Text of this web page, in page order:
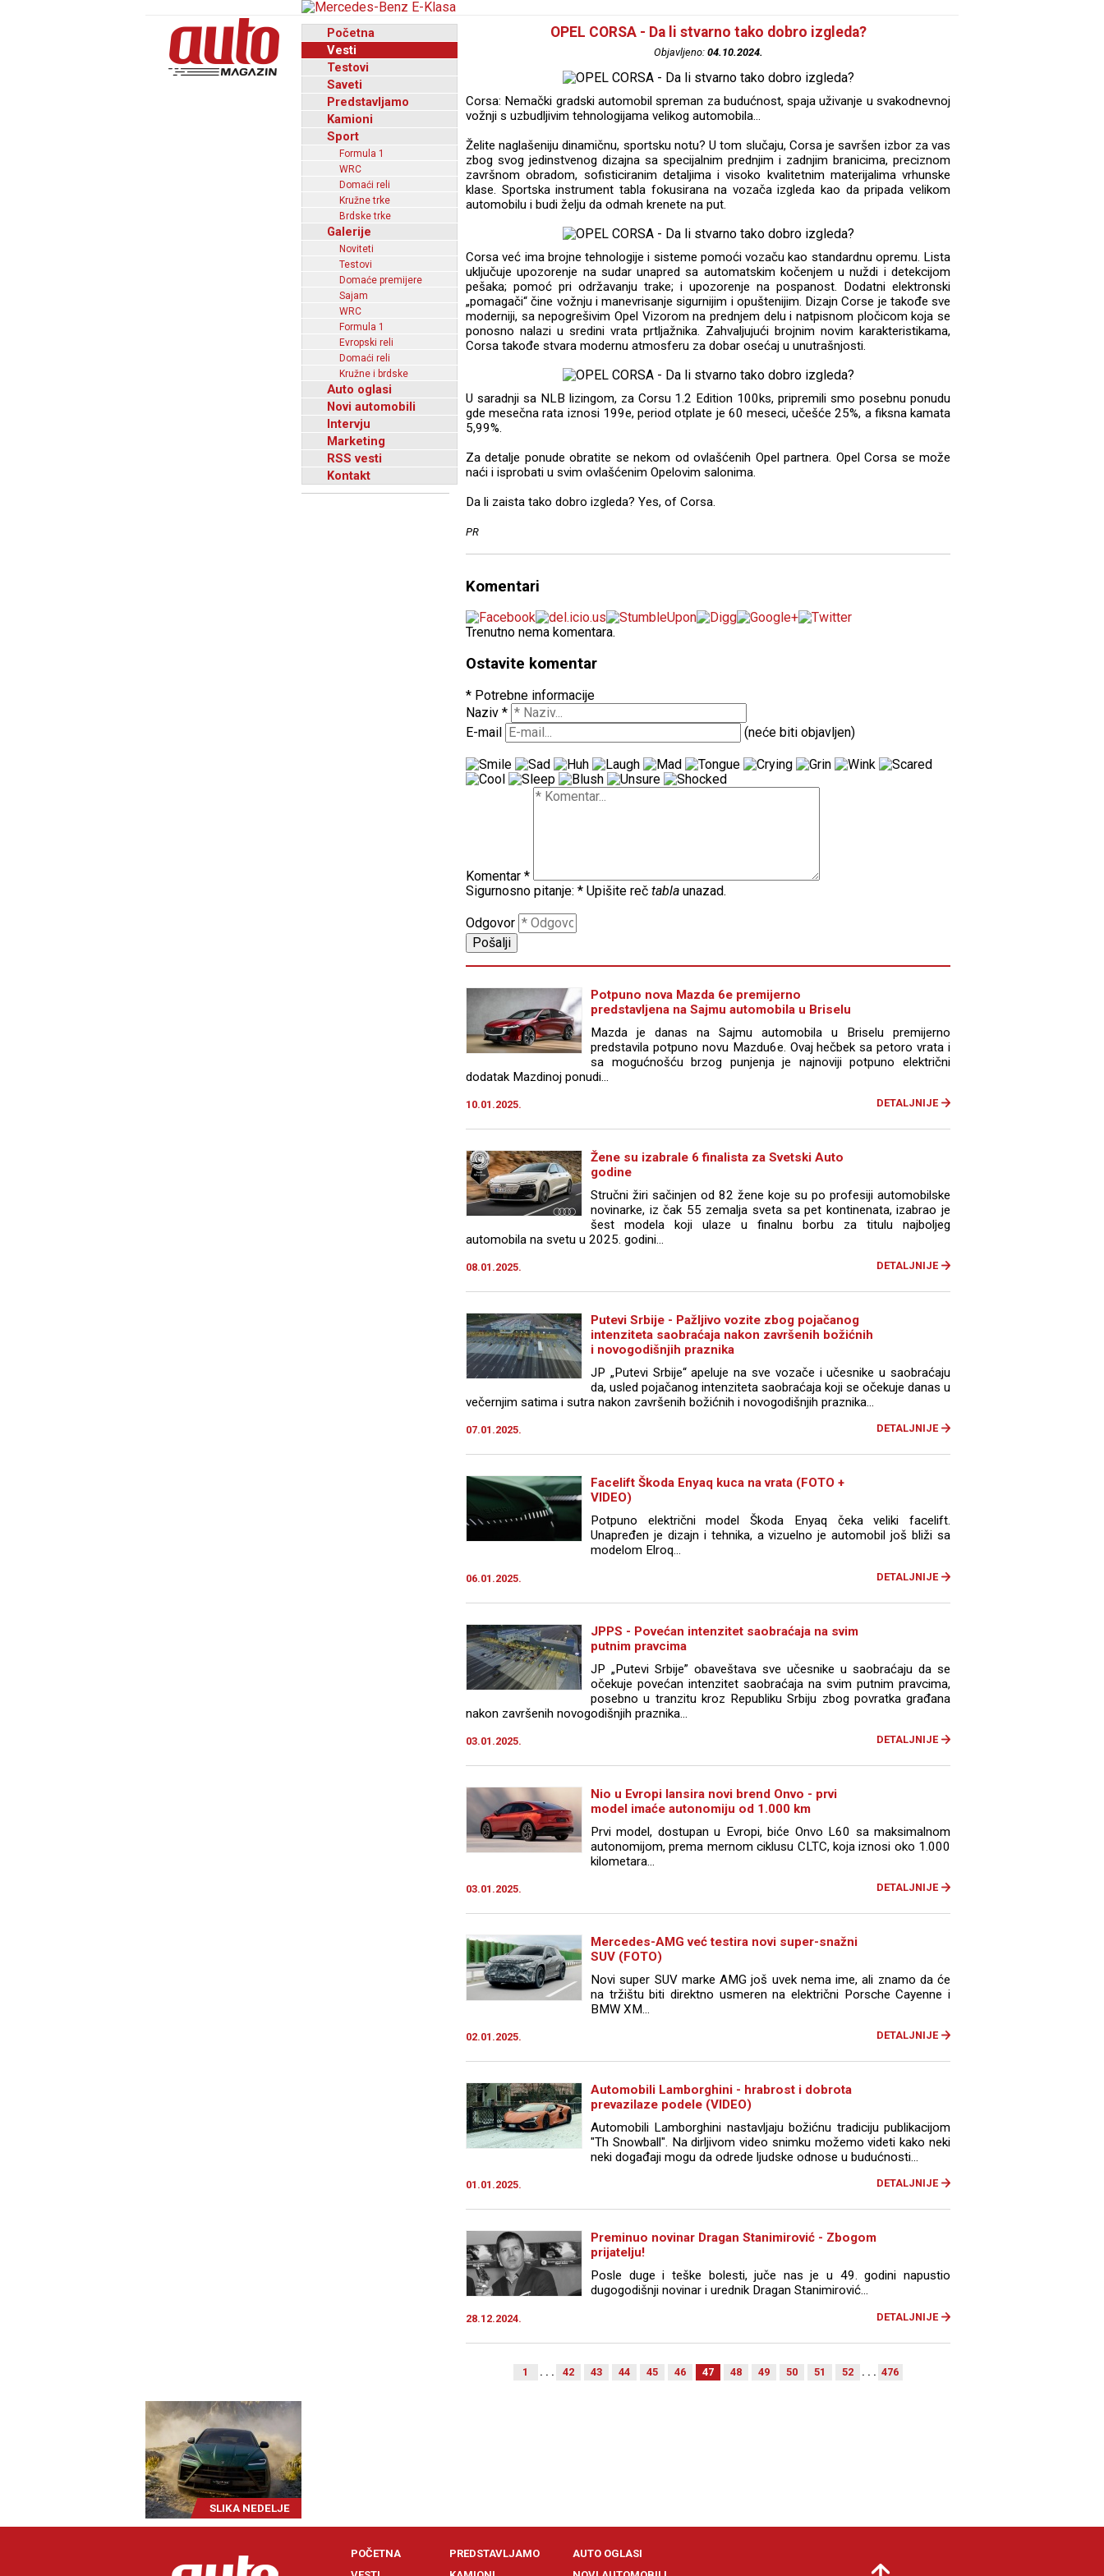
Početna
Vesti
Testovi
Saveti
Predstavljamo
Kamioni
Sport
Formula 1
WRC
Domaći reli
Kružne trke
Brdske trke
Galerije
Noviteti
Testovi
Domaće premijere
Sajam
WRC
Formula 1
Evropski reli
Domaći reli
Kružne i brdske
Auto oglasi
Novi automobili
Intervju
Marketing
RSS vesti
Kontakt
OPEL CORSA - Da li stvarno tako dobro izgleda?
Objavljeno: 04.10.2024.
Corsa: Nemački gradski automobil spreman za budućnost, spaja uživanje u svakodnevnoj
vožnji s uzbudljivim tehnologijama velikog automobila...
Želite naglašeniju dinamičnu, sportsku notu? U tom slučaju, Corsa je savršen izbor za vas
zbog svog jedinstvenog dizajna sa specijalnim prednjim i zadnjim branicima, preciznom
završnom obradom, sofisticiranim detaljima i visoko kvalitetnim materijalima vrhunske
klase. Sportska instrument tabla fokusirana na vozača izgleda kao da pripada velikom
automobilu i budi želju da odmah krenete na put.
Corsa već ima brojne tehnologije i sisteme pomoći vozaču kao standardnu opremu. Lista
uključuje upozorenje na sudar unapred sa automatskim kočenjem u nuždi i detekcijom
pešaka; pomoć pri održavanju trake; i upozorenje na pospanost. Dodatni elektronski
„pomagači“ čine vožnju i manevrisanje sigurnijim i opuštenijim. Dizajn Corse je takođe sve
moderniji, sa nepogrešivim Opel Vizorom na prednjem delu i natpisnom pločicom koja se
ponosno nalazi u sredini vrata prtljažnika. Zahvaljujući brojnim novim karakteristikama,
Corsa takođe stvara modernu atmosferu za dobar osećaj u unutrašnjosti.
U saradnji sa NLB lizingom, za Corsu 1.2 Edition 100ks, pripremili smo posebnu ponudu
gde mesečna rata iznosi 199e, period otplate je 60 meseci, učešće 25%, a fiksna kamata
5,99%.
Za detalje ponude obratite se nekom od ovlašćenih Opel partnera. Opel Corsa se može
naći i isprobati u svim ovlašćenim Opelovim salonima.
Da li zaista tako dobro izgleda? Yes, of Corsa.
PR
Komentari
Trenutno nema komentara.
Ostavite komentar
* Potrebne informacije
Naziv *
E-mail
(neće biti objavljen)
Komentar *
Sigurnosno pitanje: * Upišite reč tabla unazad.
Odgovor
Potpuno nova Mazda 6e premijerno
predstavljena na Sajmu automobila u Briselu
Mazda je danas na Sajmu automobila u Briselu premijerno
predstavila potpuno novu Mazdu6e. Ovaj hečbek sa petoro vrata i
sa mogućnošću brzog punjenja je najnoviji potpuno električni
dodatak Mazdinoj ponudi...
10.01.2025. DETALJNIJE
Žene su izabrale 6 finalista za Svetski Auto
godine
Stručni žiri sačinjen od 82 žene koje su po profesiji automobilske
novinarke, iz čak 55 zemalja sveta sa pet kontinenata, izabrao je
šest modela koji ulaze u finalnu borbu za titulu najboljeg
automobila na svetu u 2025. godini…
08.01.2025. DETALJNIJE
Putevi Srbije - Pažljivo vozite zbog pojačanog
intenziteta saobraćaja nakon završenih božićnih
i novogodišnjih praznika
JP „Putevi Srbije“ apeluje na sve vozače i učesnike u saobraćaju
da, usled pojačanog intenziteta saobraćaja koji se očekuje danas u
večernjim satima i sutra nakon završenih božićnih i novogodišnjih praznika...
07.01.2025. DETALJNIJE
Facelift Škoda Enyaq kuca na vrata (FOTO +
VIDEO)
Potpuno električni model Škoda Enyaq čeka veliki facelift.
Unapređen je dizajn i tehnika, a vizuelno je automobil još bliži sa
modelom Elroq…
06.01.2025. DETALJNIJE
JPPS - Povećan intenzitet saobraćaja na svim
putnim pravcima
JP „Putevi Srbije” obaveštava sve učesnike u saobraćaju da se
očekuje povećan intenzitet saobraćaja na svim putnim pravcima,
posebno u tranzitu kroz Republiku Srbiju zbog povratka građana
nakon završenih novogodišnjih praznika...
03.01.2025. DETALJNIJE
Nio u Evropi lansira novi brend Onvo - prvi
model imaće autonomiju od 1.000 km
Prvi model, dostupan u Evropi, biće Onvo L60 sa maksimalnom
autonomijom, prema mernom ciklusu CLTC, koja iznosi oko 1.000
kilometara...
03.01.2025. DETALJNIJE
Mercedes-AMG već testira novi super-snažni
SUV (FOTO)
Novi super SUV marke AMG još uvek nema ime, ali znamo da će
na tržištu biti direktno usmeren na električni Porsche Cayenne i
BMW XM...
02.01.2025. DETALJNIJE
Automobili Lamborghini - hrabrost i dobrota
prevazilaze podele (VIDEO)
Automobili Lamborghini nastavljaju božićnu tradiciju publikacijom
"Th Snowball". Na dirljivom video snimku možemo videti kako neki
neki događaji mogu da odrede ljudske odnose u budućnosti...
01.01.2025. DETALJNIJE
Preminuo novinar Dragan Stanimirović - Zbogom
prijatelju!
Posle duge i teške bolesti, juče nas je u 49. godini napustio
dugogodišnji novinar i urednik Dragan Stanimirović...
28.12.2024. DETALJNIJE
1 . . . 42 43 44 45 46 47 48 49 50 51 52 . . . 476
SLIKA NEDELJE
POČETNA
PREDSTAVLJAMO
AUTO OGLASI